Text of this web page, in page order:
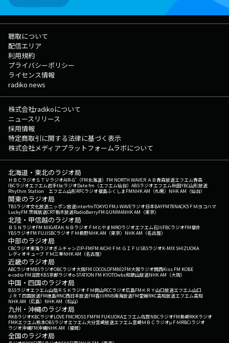
聴取について
配信エリア
利用規約
プライバシーポリシー
ライセンス情報
radiko news
株式会社radikoについて
ニュースリリース
採用情報
特定商取引に関する法律に基づく表示
株式会社メディアプラットフォームラボについて
北海道・東北のラジオ局
ＨＢＣラジオＳＴＶラジオAIR-G'（FM北海道） FM NORTH WAVEＲＡＢ青森放送エフエム青森
IBCラジオエフエム岩手tbcラジオDate fm（エフエム仙台） ABSラジオエフエム秋田YBC山形放送
Rhythm Station エフエム山形RFCラジオ福島ふくしまFMNHK AM（札幌） NHK AM（仙台）
関東のラジオ局
TBSラジオ文化放送ニッポン放送interfmTOKYO FMJ-WAVEラジオ日本BAYFM78NACK5 ＦＭヨコハマ
LuckyFM 茨城放送CRT栃木放送RadioBerryFM GUNMANHK AM（東京）
北陸・甲信越のラジオ局
ＢＳＮラジオFM NIIGATAＫＮＢラジオ ＦＭとやまMROラジオエフエム石川FBCラジオFM福井
YBSラジオFM FUJISBCラジオ ＦＭ長野NHK AM（東京） NHK AM（名古屋）
中部のラジオ局
CBCラジオ東海ラジオぎふチャンZIP-FMFM AICHI ＦＭ ＧＩＦＵ SBSラジオK-MIX SHIZUOKA
レディオキューブ ＦＭ三重NHK AM（名古屋）
近畿のラジオ局
ABCラジオMBSラジオOBCラジオ大阪FM COCOLOFM802FM大阪ラジオ関西Kiss FM KOBE
e-radio FM滋賀KBS京都ラジオα-STATION FM KYOTOwbs和歌山放送NHK AM（大阪）
中国・四国のラジオ局
BSSラジオエフエム山陰ＲＳＫラジオ ＦＭ岡山RCCラジオ広島FM ＫＲＹ山口放送エフエム山口
ＪＲＴ四国放送FM徳島RNC西日本放送FM香川RNB南海放送FM愛媛RKC高知放送エフエム高知
NHK AM（広島） NHK AM（松山）
九州・沖縄のラジオ局
RKBラジオKBCラジオLOVE FMCROSS FMFM FUKUOKAエフエム佐賀NBCラジオFM長崎RKKラジオ
FMKエフエム熊本OBSラジオエフエム大分宮崎放送エフエム宮崎ＭＢＣラジオμＦＭRBCiラジオ
ラジオ沖縄FM沖縄NHK AM（福岡）
全国のラジオ局